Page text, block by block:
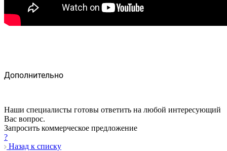
Дополнительно
Наши специалисты готовы ответить на любой интересующий
Вас вопрос.
Запросить коммерческое предложение
?
Назад к списку